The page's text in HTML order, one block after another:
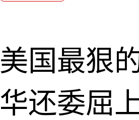
美国最狠
华还委屈